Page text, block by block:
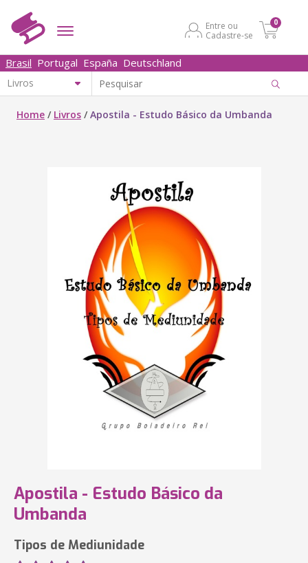
Entre ou
Cadastre-se
0
Brasil Portugal España Deutschland
Home / Livros /Apostila - Estudo Básico da Umbanda
Apostila - Estudo Básico da
Umbanda
Tipos de Mediunidade